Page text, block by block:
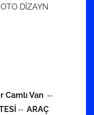
DİZAYN
Camlı Van ⇔
ARAÇ